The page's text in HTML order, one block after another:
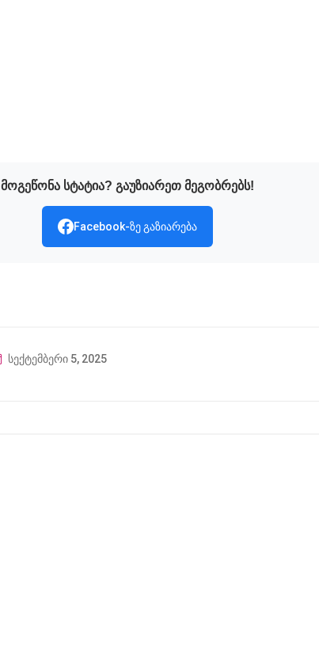
მოგეწონა სტატია? გაუზიარეთ მეგობრებს!
Facebook-ზე გაზიარება
სექტემბერი 5, 2025